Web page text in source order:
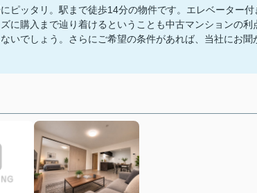
ピッタリ。駅まで徒歩14分の物件です。エレベーター付
に購入まで辿り着けるということも中古マンションの利
いでしょう。さらにご希望の条件があれば、当社にお聞